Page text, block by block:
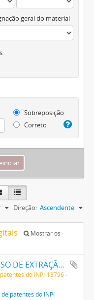
geral do material
Sobreposição
Correto
Direção: Ascendente
Mostrar os
UM NOVO PROCESSO DE EXTRAÇÃO DE MATERIA CORANTE DOS VEGETAES
do INPI-13796
patentes do INPI